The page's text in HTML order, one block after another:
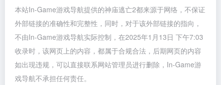
本站In-Game游戏导航提供的神庙逃亡2都来源于网络，不保证
外部链接的准确性和完整性，同时，对于该外部链接的指向，
不由In-Game游戏导航实际控制，在2025年1月13日 下午7:03
收录时，该网页上的内容，都属于合规合法，后期网页的内容
如出现违规，可以直接联系网站管理员进行删除，In-Game游
戏导航不承担任何责任。